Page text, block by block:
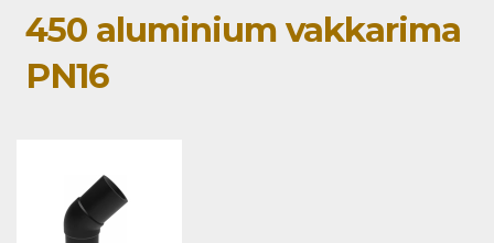
450 aluminium vakkarima
PN16